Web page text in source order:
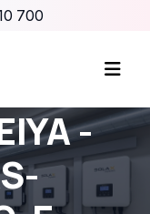
700
-